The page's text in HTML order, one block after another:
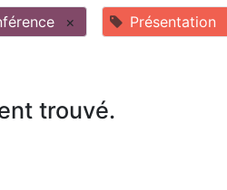
× Présentation
trouvé.